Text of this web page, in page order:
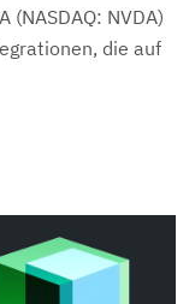
NVDA)
die auf